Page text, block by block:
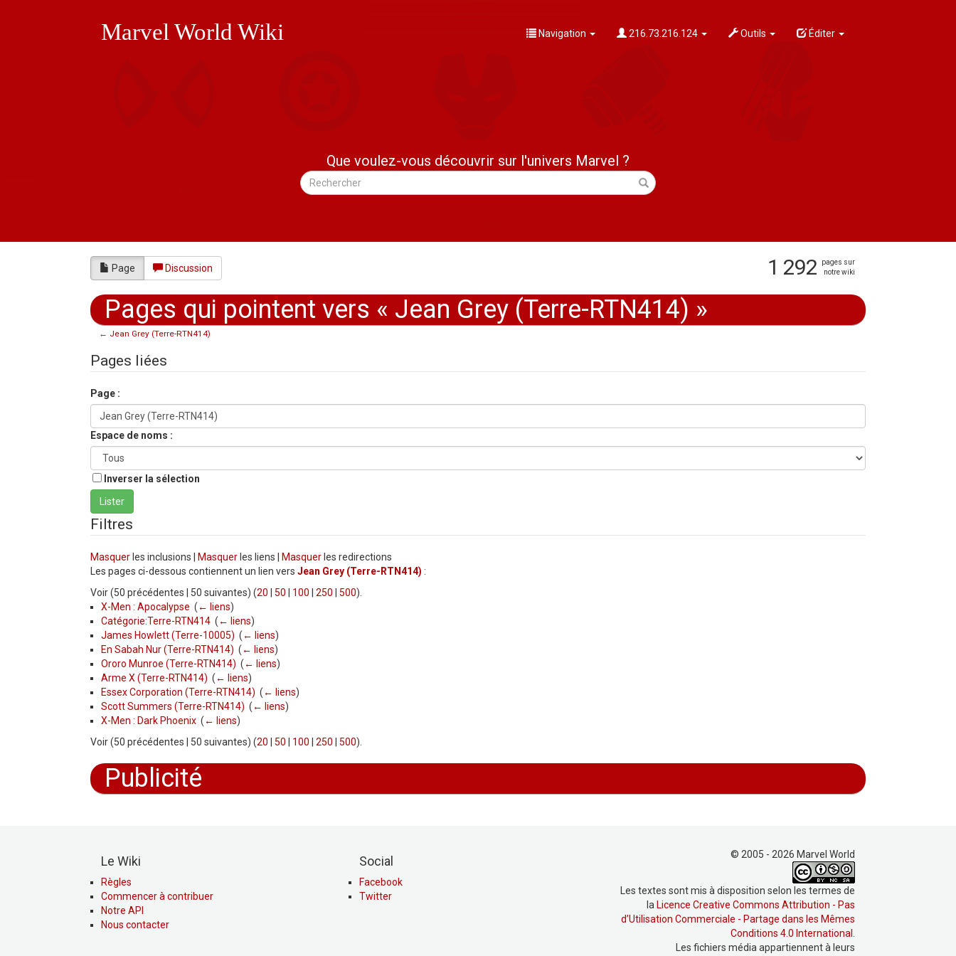
Marvel World Wiki Navigation 216.73.216.124 Outils Éditer
Que voulez-vous découvrir sur l'univers Marvel ?
Page Discussion 1 292
pages sur
notre wiki
Pages qui pointent vers « Jean Grey (Terre-RTN414) »
← Jean Grey (Terre-RTN414)
Pages liées
Page :
Espace de noms :
Inverser la sélection
Filtres
Masquer les inclusions | Masquer les liens | Masquer les redirections
Les pages ci-dessous contiennent un lien vers Jean Grey (Terre-RTN414) :
Voir (50 précédentes | 50 suivantes) (20 50 100 250 500).
X-Men : Apocalypse ( ← liens)
Catégorie:Terre-RTN414 ( ← liens)
James Howlett (Terre-10005) ( ← liens)
En Sabah Nur (Terre-RTN414) ( ← liens)
Ororo Munroe (Terre-RTN414) ( ← liens)
Arme X (Terre-RTN414) ( ← liens)
Essex Corporation (Terre-RTN414) ( ← liens)
Scott Summers (Terre-RTN414) ( ← liens)
X-Men : Dark Phoenix ( ← liens)
Voir (50 précédentes | 50 suivantes) (20 50 100 250 500).
Publicité
Le Wiki
Règles
Commencer à contribuer
Notre API
Nous contacter
Social
Facebook
Twitter
© 2005 - 2026 Marvel World
Les textes sont mis à disposition selon les termes de
la Licence Creative Commons Attribution - Pas
d’Utilisation Commerciale - Partage dans les Mêmes
Conditions 4.0 International
Les fichiers média appartiennent à leurs